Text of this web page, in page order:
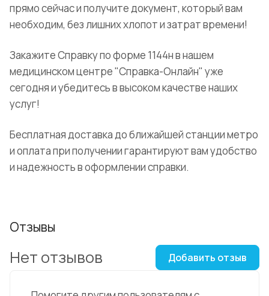
прямо сейчас и получите документ, который вам
необходим, без лишних хлопот и затрат времени!
Закажите Справку по форме 1144н в нашем
медицинском центре "Справка-Онлайн" уже
сегодня и убедитесь в высоком качестве наших
услуг!
Бесплатная доставка до ближайшей станции метро
и оплата при получении гарантируют вам удобство
и надежность в оформлении справки.
Отзывы
Нет отзывов Добавить отзыв